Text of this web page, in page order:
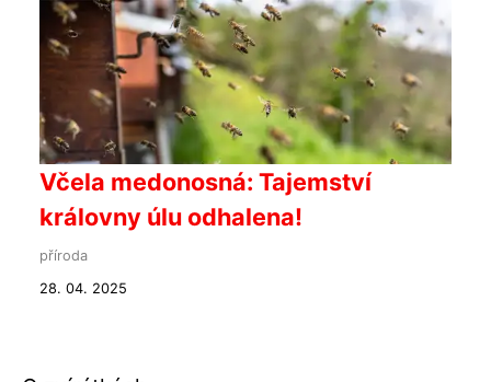
Včela medonosná: Tajemství
královny úlu odhalena!
příroda
28. 04. 2025